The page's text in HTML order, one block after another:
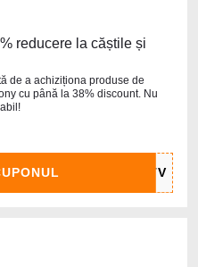
reducere la căștile și
de a achiziționa produse de
cu până la 38% discount. Nu